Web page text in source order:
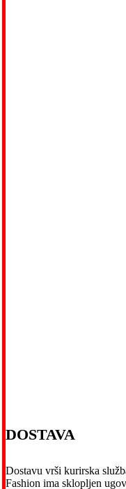
DOSTAVA
Dostavu vrši kurirska
Fashion ima sklopljen